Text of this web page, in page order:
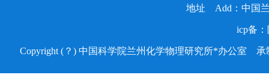
地址 Add：中国
icp备：
Copyright (？) 中国科学院兰州化学物理研究所*办公室